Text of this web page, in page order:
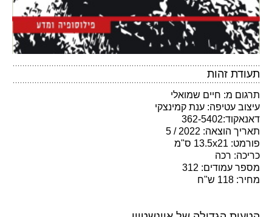
תעודת זהות
תרגום מ: חיים שמואלי
עיצוב עטיפה: ענת קמינצקי
דאנאקוד:362-5402
תאריך הוצאה: 2022 / 5
פורמט: 13.5x21 ס"מ
כריכה: רכה
מספר עמודים: 312
מחיר: 118 ש"ח